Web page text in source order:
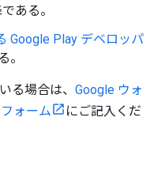
ある。
Google Play デベロッパ
。
る場合は、 Google ウォ
ォーム
にご記入くだ